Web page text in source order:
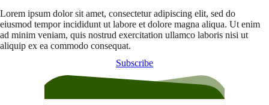
Lorem ipsum dolor sit amet, consectetur adipiscing elit, sed do
eiusmod tempor incididunt ut labore et dolore magna aliqua. Ut enim
ad minim veniam, quis nostrud exercitation ullamco laboris nisi ut
aliquip ex ea commodo consequat.
Subscribe